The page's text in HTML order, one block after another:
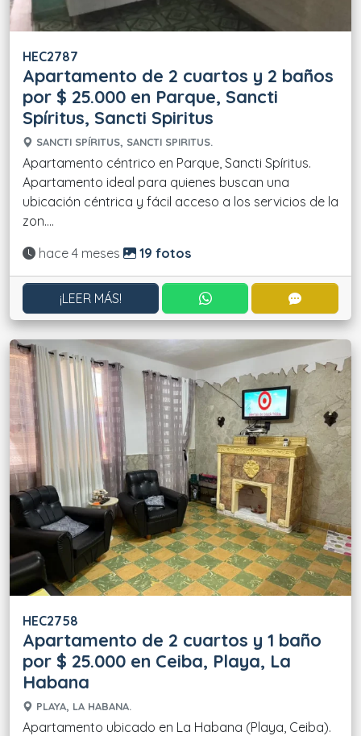
HEC2787
Apartamento de 2 cuartos y 2 baños
por $ 25.000 en Parque, Sancti
Spíritus, Sancti Spiritus
SANCTI SPÍRITUS, SANCTI SPIRITUS.
Apartamento céntrico en Parque, Sancti Spíritus.
Apartamento ideal para quienes buscan una
ubicación céntrica y fácil acceso a los servicios de la
zon....
Actualizado:
hace 4 meses 19 fotos
¡LEER MÁS! CONTACTAR POR
HEC2758
Apartamento de 2 cuartos y 1 baño
por $ 25.000 en Ceiba, Playa, La
Habana
PLAYA, LA HABANA.
Apartamento ubicado en La Habana (Playa, Ceiba).